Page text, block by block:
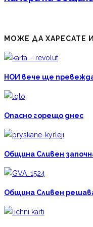
МОЖЕ ДА ХАРЕСАТЕ И
НОИ вече ще
Опасно горещо днес
Община Сливен
Община Сливен